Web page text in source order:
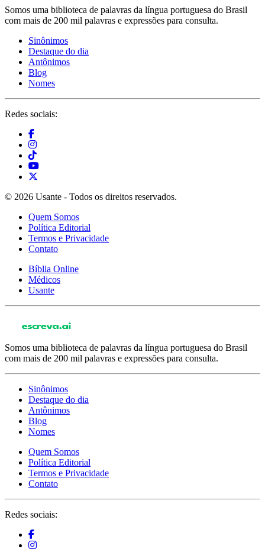
Somos uma biblioteca de palavras da língua portuguesa do Brasil
com mais de 200 mil palavras e expressões para consulta.
Sinônimos
Destaque do dia
Antônimos
Blog
Nomes
Redes sociais:
© 2026 Usante - Todos os direitos reservados.
Quem Somos
Política Editorial
Termos e Privacidade
Contato
Bíblia Online
Médicos
Usante
Somos uma biblioteca de palavras da língua portuguesa do Brasil
com mais de 200 mil palavras e expressões para consulta.
Sinônimos
Destaque do dia
Antônimos
Blog
Nomes
Quem Somos
Política Editorial
Termos e Privacidade
Contato
Redes sociais: